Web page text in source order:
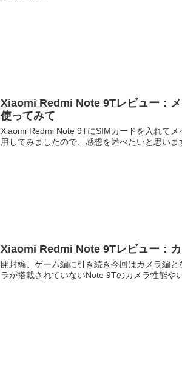
Xiaomi Redmi Note 9Tレビュー：
使ってみて
Xiaomi Redmi Note 9TにSIMカードを入れてメ
用してみましたので、感想を述べたいと思いま
Xiaomi Redmi Note 9Tレビュー：
開封編、ゲーム編に引き続き今回はカメラ編と
ラが搭載されていないNote 9Tのカメラ性能や